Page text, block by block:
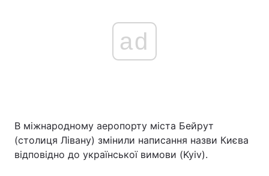
ad
В міжнародному аеропорту міста Бейрут
(столиця Лівану) змінили написання назви Києва
відповідно до української вимови (Kyiv).